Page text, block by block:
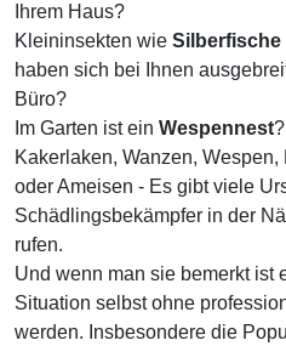
Ihrem Haus?
Kleininsekten wie Silberfische
haben sich bei Ihnen
Büro?
Im Garten ist ein Wespennest?
Kakerlaken, Wanzen,
oder Ameisen - Es gibt viele
Schädlingsbekämpfer in der
rufen.
Und wenn man sie bemerkt ist
Situation selbst ohne
werden. Insbesondere die